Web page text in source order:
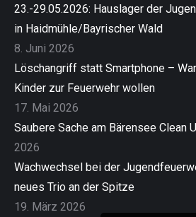
23.-29.05.2026: Hauslager der
in Haidmühle/Bayrischer Wald
8. Juni 2026
Löschangriff statt Smartphone –
Kinder zur Feuerwehr wollen
17. Mai 2026
Saubere Sache am Bärensee Clean
2026
Wachwechsel bei der
neues Trio an der Spitze
19. März 2026